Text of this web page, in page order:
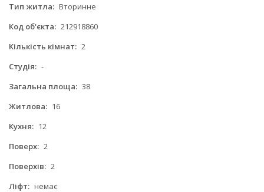
Тип житла: Вторинне
Код об'єкта: 212918860
Кількість кімнат: 2
Студія: -
Загальна площа: 38
Житлова: 16
Кухня: 12
Поверх: 2
Поверхів: 2
Ліфт: немає